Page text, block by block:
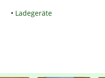
• Ladegeräte